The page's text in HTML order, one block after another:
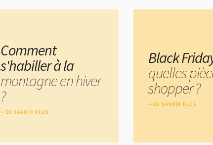
Comment
s'habiller à la
montagne en hiver
?
EN SAVOIR PLUS
Black
quelles
shopper ?
EN SAVOIR PLUS